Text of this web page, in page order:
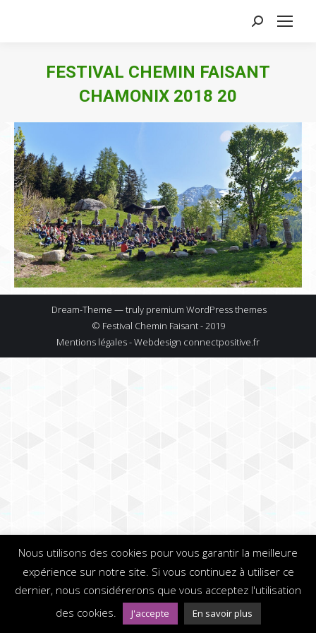
Search:
FESTIVAL CHEMIN FAISANT
CHAMONIX 2018 20
Dream-Theme — truly premium WordPress themes
© Festival Chemin Faisant - 2019
Mentions légales - Webdesign connectpositive.fr
Nous utilisons des cookies pour vous garantir la meilleure
expérience sur notre site. Si vous continuez à utiliser ce
dernier, nous considérerons que vous acceptez l'utilisation
des cookies.
J'accepte En savoir plus